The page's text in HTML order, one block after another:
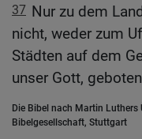
37 Nur zu dem
nicht, weder zum
Städten auf dem
unser Gott,
Die Bibel nach Martin
Bibelgesellschaft, Stuttgart